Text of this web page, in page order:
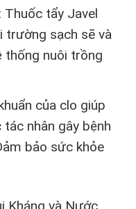
Thuốc tẩy Javel
sạch sẽ và
thống nuôi trồng
của clo giúp
nhân gây bệnh
bảo sức khỏe
Kháng và Nước